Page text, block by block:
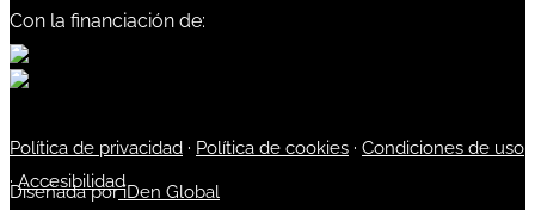
Con la financiación de:
Política de privacidad · Política de cookies · Condiciones de uso
·Accesibilidad
Diseñada poriDen Global